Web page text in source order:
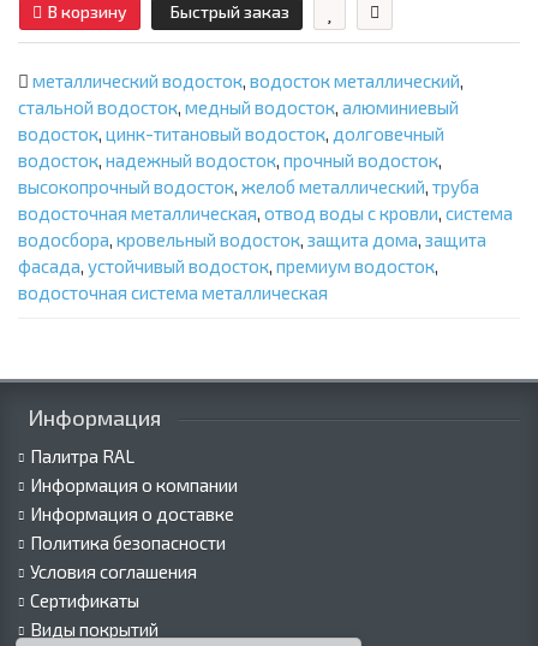
В корзину Быстрый заказ
металлический водосток, водосток металлический,
стальной водосток, медный водосток, алюминиевый
водосток, цинк-титановый водосток, долговечный
водосток, надежный водосток, прочный водосток,
высокопрочный водосток, желоб металлический, труба
водосточная металлическая, отвод воды с кровли, система
водосбора, кровельный водосток, защита дома, защита
фасада, устойчивый водосток, премиум водосток,
водосточная система металлическая
Информация
Палитра RAL
Информация о компании
Информация о доставке
Политика безопасности
Условия соглашения
Сертификаты
Виды покрытий